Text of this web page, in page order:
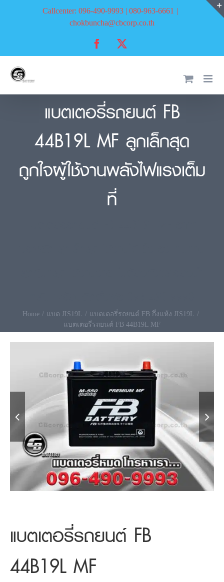
Callcenter: 096-490-9993 | 080-963-6661 |
chokbuncha@cbcorp.co.th
Facebook
แบตเตอรี่รถยนต์ FB
44B19L MF ลูกเล็กสุด
ถูกใจผู้ใช้งานพลังไฟแรงเต็ม
ที่
Home แบต JIS19L
แบตเตอรี่รถยนต์ FB กึ่งแห้ง JIS19L
แบตเตอรี่รถยนต์ FB 44B19L MF
 
แบตเตอรี่รถยนต์ FB
44B19L MF